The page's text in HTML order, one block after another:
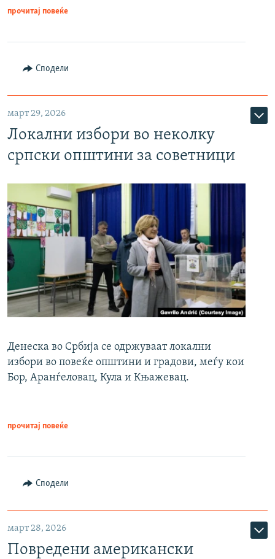
прочитај повеќе
Сподели
март 29, 2026
Локални избори во неколку
српски општини за советници
Денеска во Србија се одржуваат локални
избори во повеќе општини и градови, меѓу кои
Бор, Аранѓеловац, Кула и Књажевац.
прочитај повеќе
Сподели
март 28, 2026
Повредени американски